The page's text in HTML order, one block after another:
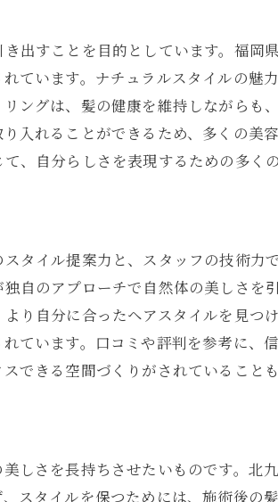
イルに合うヘアケア商品の選び方
がもたらす美しさ
市で選びたい美容室の条件
想の美容室ナチュラルスタイルの秘訣
合ったスタイル提案
ターケアの重要性
イルの魅力を引き出すヒント
必見福岡県北九州市の美容室で叶え
自然体の美しさ
イルに欠かせないアイテム
出すことを目的としています。福岡
ています。ナチュラルスタイルの魅
ングは、髪の健康を維持しながらも
入れることができるため、多くの美
、自分らしさを表現するための多く
タイル提案力と、スタッフの技術力
自のアプローチで自然体の美しさを
り自分に合ったヘアスタイルを見つ
ています。口コミや評判を参考に、
できる空間づくりがされていること
しさを長持ちさせたいものです。北
スタイルを保つためには、施術後の